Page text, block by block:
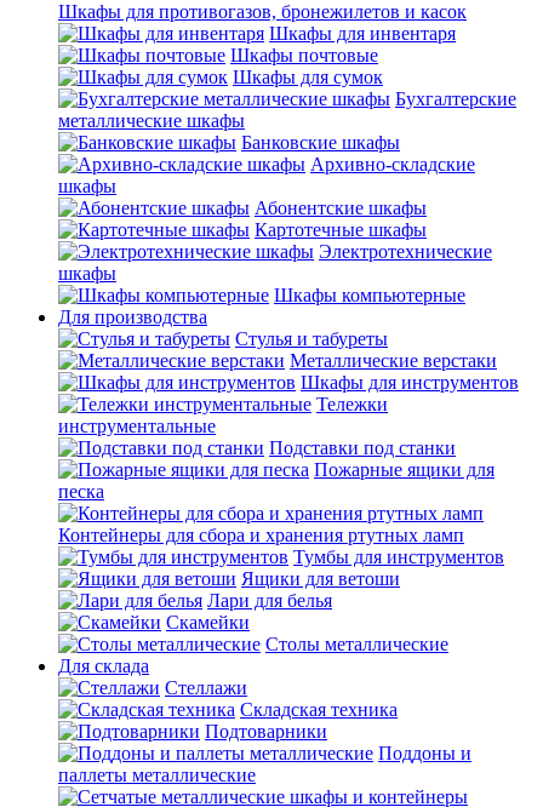
Шкафы для противогазов, бронежилетов и касок
Шкафы для инвентаря
Шкафы почтовые
Шкафы для сумок
Бухгалтерские
металлические шкафы
Банковские шкафы
Архивно-складские
шкафы
Абонентские шкафы
Картотечные шкафы
Электротехнические
шкафы
Шкафы компьютерные
Для производства
Стулья и табуреты
Металлические верстаки
Шкафы для инструментов
Тележки
инструментальные
Подставки под станки
Пожарные ящики для
песка
Контейнеры для сбора и хранения ртутных ламп
Тумбы для инструментов
Ящики для ветоши
Лари для белья
Скамейки
Столы металлические
Для склада
Стеллажи
Складская техника
Подтоварники
Поддоны и
паллеты металлические